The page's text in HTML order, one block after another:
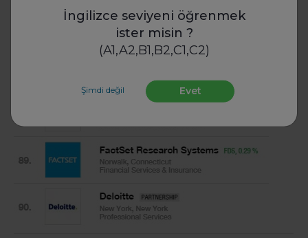
İngilizce seviyeni öğrenmek
ister misin ?
(A1,A2,B1,B2,C1,C2)
Şimdi değil Evet